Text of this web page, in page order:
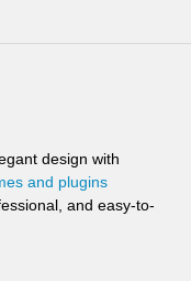
design with
and plugins
and easy-to-